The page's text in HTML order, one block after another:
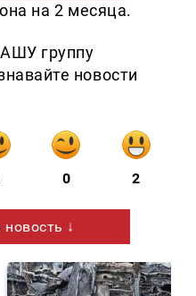
на 2 месяца.
группу
новости
0 2
↓